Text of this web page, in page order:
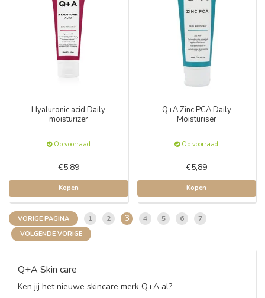
Hyaluronic acid Daily
moisturizer
Op voorraad
€5,89
Kopen
Q+A Zinc PCA Daily
Moisturiser
Op voorraad
€5,89
Kopen
VORIGE PAGINA 1 2 3 4 5 6 7
VOLGENDE VORIGE
Q+A Skin care
Ken jij het nieuwe skincare merk Q+A al?